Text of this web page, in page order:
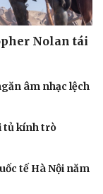
Nolan tái
âm nhạc lệch
tủ kính trò
tế Hà Nội năm